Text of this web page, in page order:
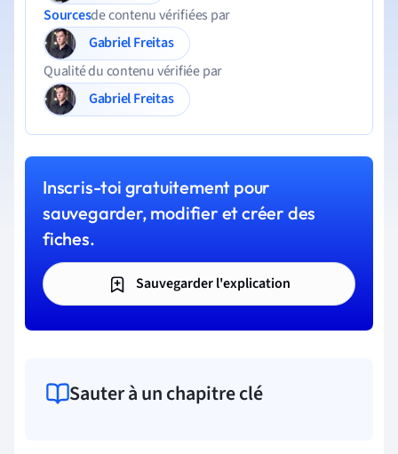
Sourcesde contenu vérifiées par
Gabriel Freitas
Qualité du contenu vérifiée par
Gabriel Freitas
Inscris-toi gratuitement pour
sauvegarder, modifier et créer des
fiches.
Sauvegarder l'explication
Sauter à un chapitre clé